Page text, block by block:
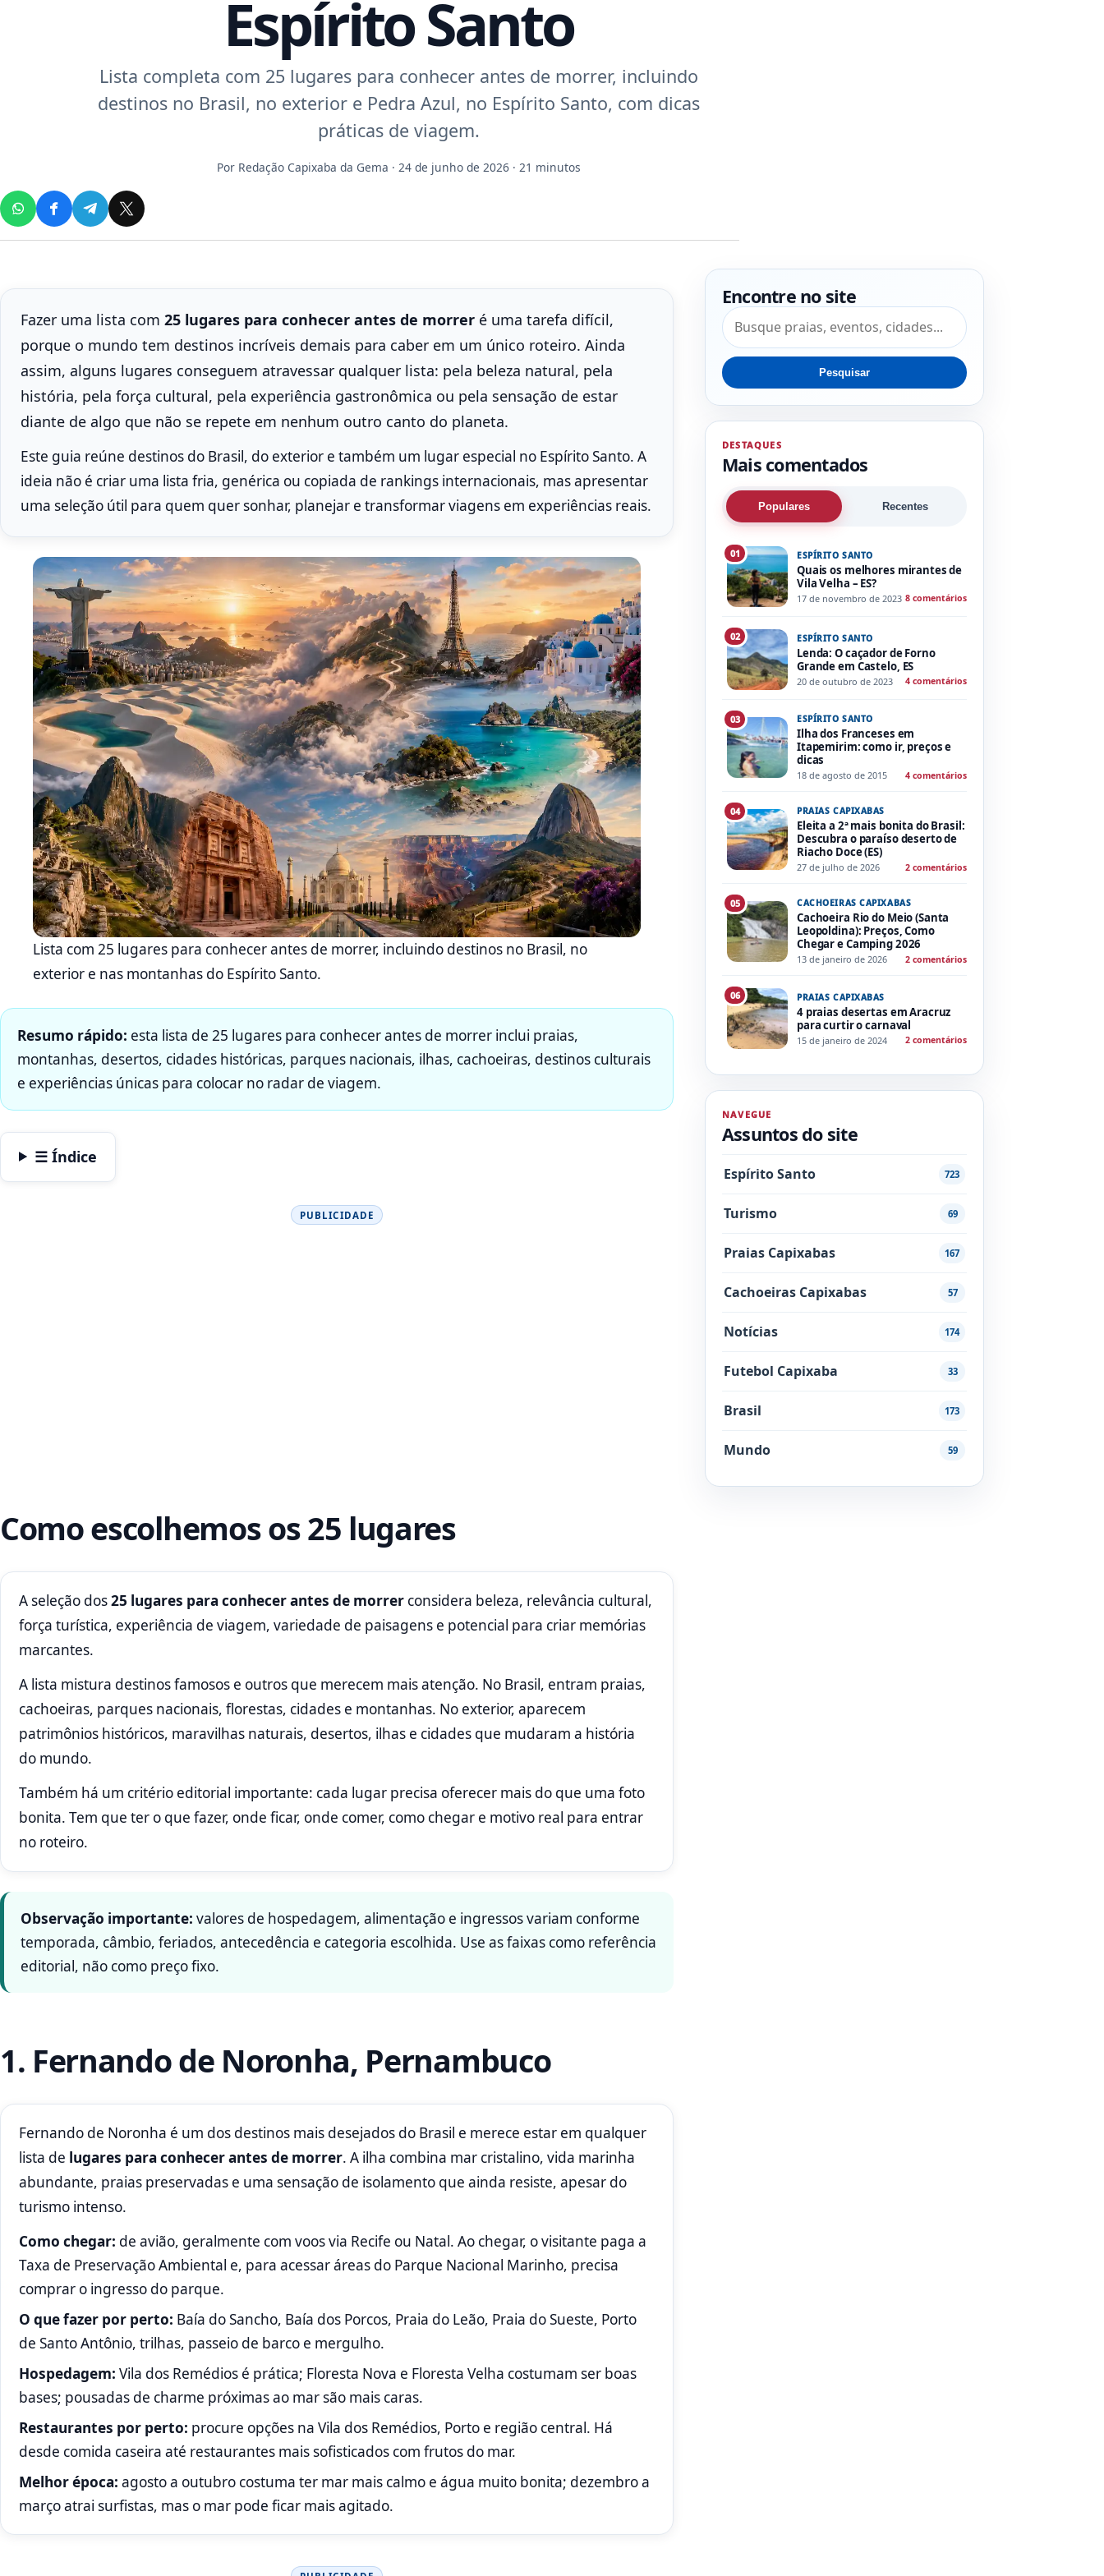
Espírito Santo
Lista completa com 25 lugares para conhecer antes de morrer, incluindo
destinos no Brasil, no exterior e Pedra Azul, no Espírito Santo, com dicas
práticas de viagem.
Por Redação Capixaba da Gema · 24 de junho de 2026 · 21 minutos
Fazer uma lista com 25 lugares para conhecer antes de morrer é uma tarefa difícil,
porque o mundo tem destinos incríveis demais para caber em um único roteiro. Ainda
assim, alguns lugares conseguem atravessar qualquer lista: pela beleza natural, pela
história, pela força cultural, pela experiência gastronômica ou pela sensação de estar
diante de algo que não se repete em nenhum outro canto do planeta.
Este guia reúne destinos do Brasil, do exterior e também um lugar especial no Espírito Santo. A
ideia não é criar uma lista fria, genérica ou copiada de rankings internacionais, mas apresentar
uma seleção útil para quem quer sonhar, planejar e transformar viagens em experiências reais.
Lista com 25 lugares para conhecer antes de morrer, incluindo destinos no Brasil, no
exterior e nas montanhas do Espírito Santo.
Resumo rápido: esta lista de 25 lugares para conhecer antes de morrer inclui praias,
montanhas, desertos, cidades históricas, parques nacionais, ilhas, cachoeiras, destinos culturais
e experiências únicas para colocar no radar de viagem.
☰ Índice
PUBLICIDADE
Como escolhemos os 25 lugares
A seleção dos25 lugares para conhecer antes de morrer considera beleza, relevância cultural,
força turística, experiência de viagem, variedade de paisagens e potencial para criar memórias
marcantes.
A lista mistura destinos famosos e outros que merecem mais atenção. No Brasil, entram praias,
cachoeiras, parques nacionais, florestas, cidades e montanhas. No exterior, aparecem
patrimônios históricos, maravilhas naturais, desertos, ilhas e cidades que mudaram a história
do mundo.
Também há um critério editorial importante: cada lugar precisa oferecer mais do que uma foto
bonita. Tem que ter o que fazer, onde ficar, onde comer, como chegar e motivo real para entrar
no roteiro.
Observação importante: valores de hospedagem, alimentação e ingressos variam conforme
temporada, câmbio, feriados, antecedência e categoria escolhida. Use as faixas como referência
editorial, não como preço fixo.
1. Fernando de Noronha, Pernambuco
Fernando de Noronha é um dos destinos mais desejados do Brasil e merece estar em qualquer
lista de lugares para conhecer antes de morrer. A ilha combina mar cristalino, vida marinha
abundante, praias preservadas e uma sensação de isolamento que ainda resiste, apesar do
turismo intenso.
Como chegar: de avião, geralmente com voos via Recife ou Natal. Ao chegar, o visitante paga a
Taxa de Preservação Ambiental e, para acessar áreas do Parque Nacional Marinho, precisa
comprar o ingresso do parque.
O que fazer por perto: Baía do Sancho, Baía dos Porcos, Praia do Leão, Praia do Sueste, Porto
de Santo Antônio, trilhas, passeio de barco e mergulho.
Hospedagem: Vila dos Remédios é prática; Floresta Nova e Floresta Velha costumam ser boas
bases; pousadas de charme próximas ao mar são mais caras.
Restaurantes por perto: procure opções na Vila dos Remédios, Porto e região central. Há
desde comida caseira até restaurantes mais sofisticados com frutos do mar.
Melhor época: agosto a outubro costuma ter mar mais calmo e água muito bonita; dezembro a
março atrai surfistas, mas o mar pode ficar mais agitado.
Encontre no site
Pesquisar por:
Pesquisar
DESTAQUES
Mais comentados
Populares Recentes
01 ESPÍRITO SANTO
Quais os melhores mirantes de
Vila Velha – ES?
17 de novembro de 2023 8 comentários
02 ESPÍRITO SANTO
Lenda: O caçador de Forno
Grande em Castelo, ES
20 de outubro de 2023 4 comentários
03 ESPÍRITO SANTO
Ilha dos Franceses em
Itapemirim: como ir, preços e
dicas
18 de agosto de 2015 4 comentários
04 PRAIAS CAPIXABAS
Eleita a 2ª mais bonita do Brasil:
Descubra o paraíso deserto de
Riacho Doce (ES)
27 de julho de 2026 2 comentários
05 CACHOEIRAS CAPIXABAS
Cachoeira Rio do Meio (Santa
Leopoldina): Preços, Como
Chegar e Camping 2026
13 de janeiro de 2026 2 comentários
06 PRAIAS CAPIXABAS
4 praias desertas em Aracruz
para curtir o carnaval
15 de janeiro de 2024 2 comentários
NAVEGUE
Assuntos do site
Espírito Santo 723
Turismo 69
Praias Capixabas 167
Cachoeiras Capixabas 57
Notícias 174
Futebol Capixaba 33
Brasil 173
Mundo 59